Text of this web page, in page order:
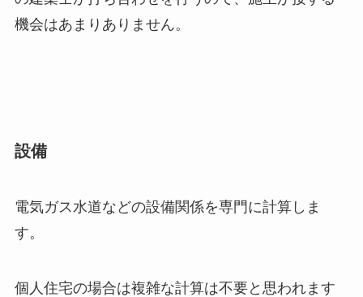
機会はあまりありません。
設備
電気ガス水道などの設備関係を専門に計算しま
す。
個人住宅の場合は複雑な計算は不要と思われます